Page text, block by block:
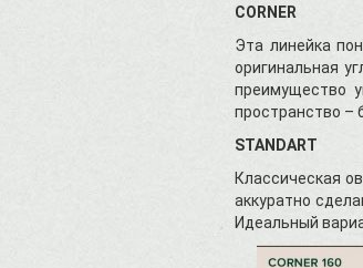
CORNER
Эта линейка
оригинальная
преимущество
пространство –
STANDART
Классическая
аккуратно
Идеальный